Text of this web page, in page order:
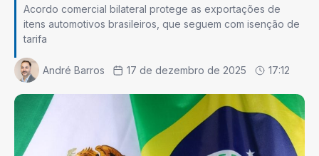
Acordo comercial bilateral protege as exportações de
itens automotivos brasileiros, que seguem com isenção de
tarifa
André Barros 17 de dezembro de 2025 17:12